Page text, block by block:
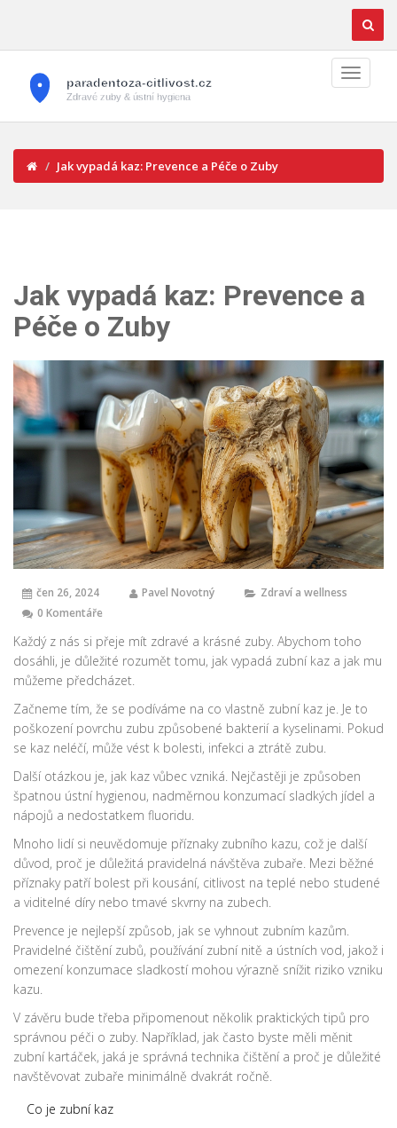
Jak vypadá kaz: Prevence a Péče o Zuby
Jak vypadá kaz: Prevence a
Péče o Zuby
čen 26, 2024 Pavel Novotný
Zdraví a wellness
0 Komentáře
Každý z nás si přeje mít zdravé a krásné zuby. Abychom toho
dosáhli, je důležité rozumět tomu, jak vypadá zubní kaz a jak mu
můžeme předcházet.
Začneme tím, že se podíváme na co vlastně zubní kaz je. Je to
poškození povrchu zubu způsobené bakterií a kyselinami. Pokud
se kaz neléčí, může vést k bolesti, infekci a ztrátě zubu.
Další otázkou je, jak kaz vůbec vzniká. Nejčastěji je způsoben
špatnou ústní hygienou, nadměrnou konzumací sladkých jídel a
nápojů a nedostatkem fluoridu.
Mnoho lidí si neuvědomuje příznaky zubního kazu, což je další
důvod, proč je důležitá pravidelná návštěva zubaře. Mezi běžné
příznaky patří bolest při kousání, citlivost na teplé nebo studené
a viditelné díry nebo tmavé skvrny na zubech.
Prevence je nejlepší způsob, jak se vyhnout zubním kazům.
Pravidelné čištění zubů, používání zubní nitě a ústních vod, jakož i
omezení konzumace sladkostí mohou výrazně snížit riziko vzniku
kazu.
V závěru bude třeba připomenout několik praktických tipů pro
správnou péči o zuby. Například, jak často byste měli měnit
zubní kartáček, jaká je správná technika čištění a proč je důležité
navštěvovat zubaře minimálně dvakrát ročně.
Co je zubní kaz